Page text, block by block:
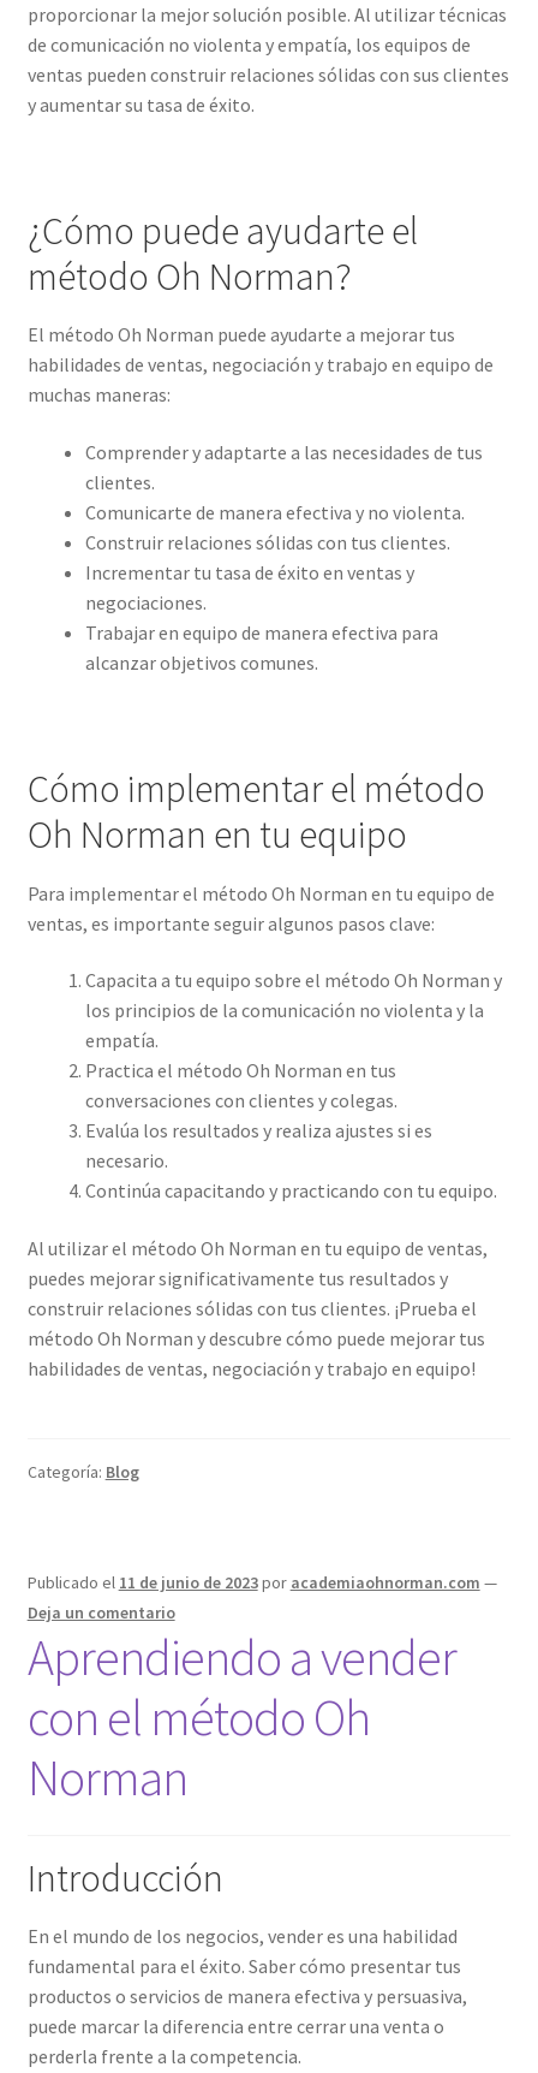
proporcionar la mejor solución posible. Al utilizar técnicas
de comunicación no violenta y empatía, los equipos de
ventas pueden construir relaciones sólidas con sus clientes
y aumentar su tasa de éxito.
¿Cómo puede ayudarte el
método Oh Norman?
El método Oh Norman puede ayudarte a mejorar tus
habilidades de ventas, negociación y trabajo en equipo de
muchas maneras:
Comprender y adaptarte a las necesidades de tus
clientes.
Comunicarte de manera efectiva y no violenta.
Construir relaciones sólidas con tus clientes.
Incrementar tu tasa de éxito en ventas y
negociaciones.
Trabajar en equipo de manera efectiva para
alcanzar objetivos comunes.
Cómo implementar el método
Oh Norman en tu equipo
Para implementar el método Oh Norman en tu equipo de
ventas, es importante seguir algunos pasos clave:
Capacita a tu equipo sobre el método Oh Norman y
los principios de la comunicación no violenta y la
empatía.
Practica el método Oh Norman en tus
conversaciones con clientes y colegas.
Evalúa los resultados y realiza ajustes si es
necesario.
Continúa capacitando y practicando con tu equipo.
Al utilizar el método Oh Norman en tu equipo de ventas,
puedes mejorar significativamente tus resultados y
construir relaciones sólidas con tus clientes. ¡Prueba el
método Oh Norman y descubre cómo puede mejorar tus
habilidades de ventas, negociación y trabajo en equipo!
Categoría: Blog
Publicado el 11 de junio de 2023por academiaohnorman.com —
Deja un comentario
Aprendiendo a vender
con el método Oh
Norman
Introducción
En el mundo de los negocios, vender es una habilidad
fundamental para el éxito. Saber cómo presentar tus
productos o servicios de manera efectiva y persuasiva,
puede marcar la diferencia entre cerrar una venta o
perderla frente a la competencia.